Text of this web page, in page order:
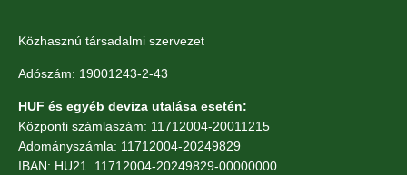
Közhasznú társadalmi szervezet
Adószám: 19001243-2-43
HUF és egyéb deviza utalása esetén:
Központi számlaszám: 11712004-20011215
Adományszámla: 11712004-20249829
IBAN: HU21 11712004-20249829-00000000